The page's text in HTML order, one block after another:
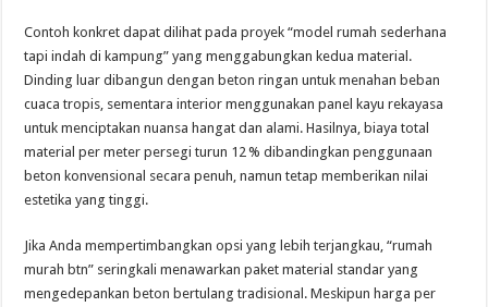
Contoh konkret dapat dilihat pada proyek “model rumah sederhana
tapi indah di kampung” yang menggabungkan kedua material.
Dinding luar dibangun dengan beton ringan untuk menahan beban
cuaca tropis, sementara interior menggunakan panel kayu rekayasa
untuk menciptakan nuansa hangat dan alami. Hasilnya, biaya total
material per meter persegi turun 12 % dibandingkan penggunaan
beton konvensional secara penuh, namun tetap memberikan nilai
estetika yang tinggi.
Jika Anda mempertimbangkan opsi yang lebih terjangkau, “rumah
murah btn” seringkali menawarkan paket material standar yang
mengedepankan beton bertulang tradisional. Meskipun harga per